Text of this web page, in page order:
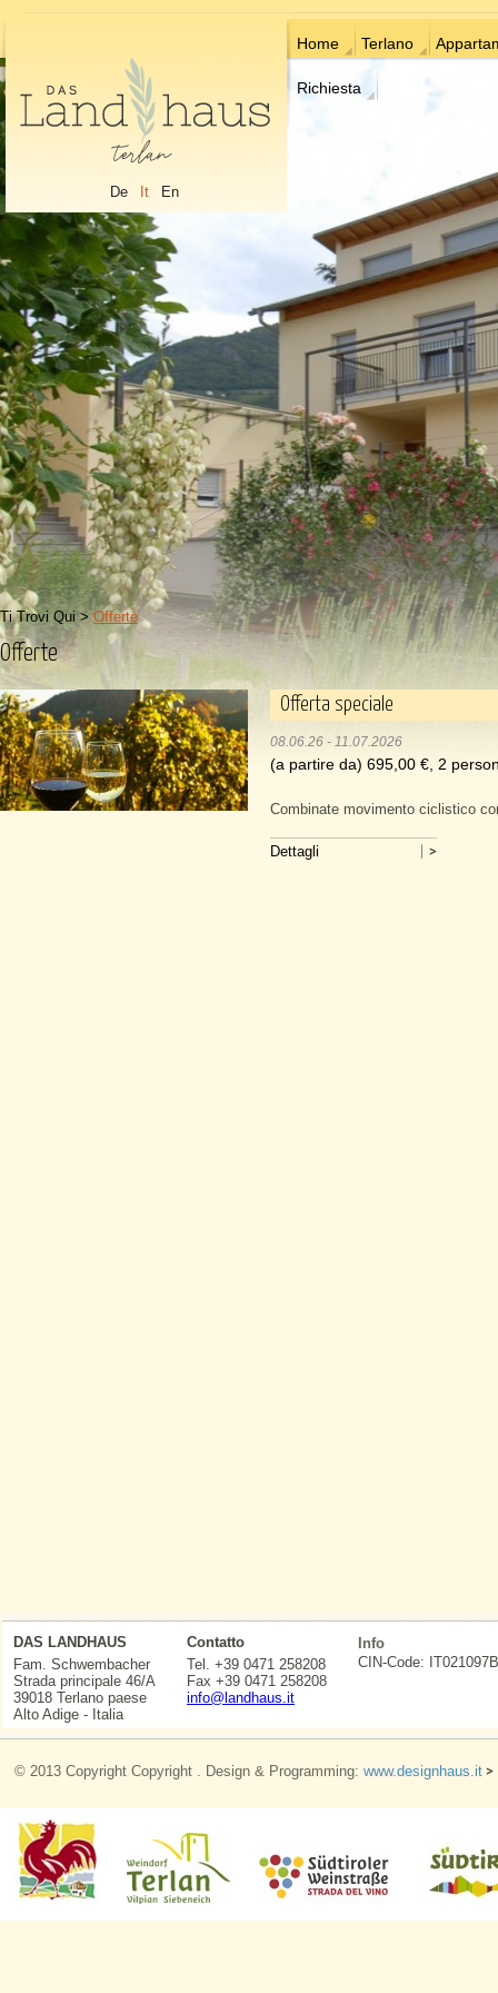
De It En
Home Terlano
Richiesta
Ti Trovi Qui >Offerte
Offerte
Offerta speciale
08.06.26 - 11.07.2026
(a partire da) 695,00 €, 2
Combinate movimento ciclistico
Dettagli
DAS LANDHAUS
Fam. Schwembacher
Strada principale 46/A
39018 Terlano paese
Alto Adige - Italia
Contatto
Tel. +39 0471 258208
Fax +39 0471 258208
info@landhaus.it
Info
CIN-Code:
© 2013 Copyright Copyright . Design & Programming: www.designhaus.it